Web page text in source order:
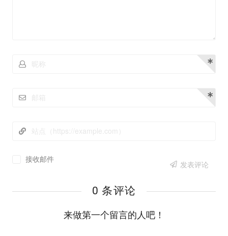
接收邮件 发表评论
0 条评论
来做第一个留言的人吧！